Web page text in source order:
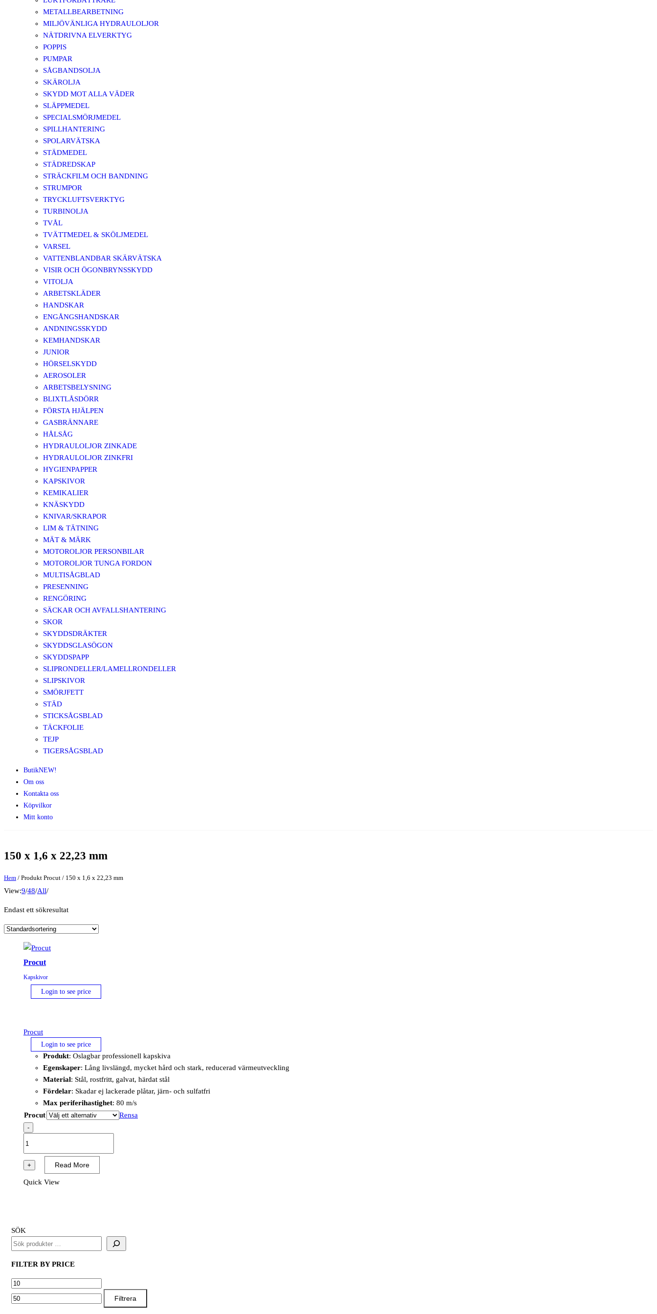
METALLBEARBETNING
MILJÖVÄNLIGA HYDRAULOLJOR
NÄTDRIVNA ELVERKTYG
POPPIS
PUMPAR
SÅGBANDSOLJA
SKÄROLJA
SKYDD MOT ALLA VÄDER
SLÄPPMEDEL
SPECIALSMÖRJMEDEL
SPILLHANTERING
SPOLARVÄTSKA
STÄDMEDEL
STÄDREDSKAP
STRÄCKFILM OCH BANDNING
STRUMPOR
TRYCKLUFTSVERKTYG
TURBINOLJA
TVÅL
TVÄTTMEDEL & SKÖLJMEDEL
VARSEL
VATTENBLANDBAR SKÄRVÄTSKA
VISIR OCH ÖGONBRYNSSKYDD
VITOLJA
ARBETSKLÄDER
HANDSKAR
ENGÅNGSHANDSKAR
ANDNINGSSKYDD
KEMHANDSKAR
JUNIOR
HÖRSELSKYDD
AEROSOLER
ARBETSBELYSNING
BLIXTLÅSDÖRR
FÖRSTA HJÄLPEN
GASBRÄNNARE
HÅLSÅG
HYDRAULOLJOR ZINKADE
HYDRAULOLJOR ZINKFRI
HYGIENPAPPER
KAPSKIVOR
KEMIKALIER
KNÄSKYDD
KNIVAR/SKRAPOR
LIM & TÄTNING
MÄT & MÄRK
MOTOROLJOR PERSONBILAR
MOTOROLJOR TUNGA FORDON
MULTISÅGBLAD
PRESENNING
RENGÖRING
SÄCKAR OCH AVFALLSHANTERING
SKOR
SKYDDSDRÄKTER
SKYDDSGLASÖGON
SKYDDSPAPP
SLIPRONDELLER/LAMELLRONDELLER
SLIPSKIVOR
SMÖRJFETT
STÄD
STICKSÅGSBLAD
TÄCKFOLIE
TEJP
TIGERSÅGSBLAD
ButikNEW!
Om oss
Kontakta oss
Köpvilkor
Mitt konto
150 x 1,6 x 22,23 mm
Hem / Produkt Procut / 150 x 1,6 x 22,23 mm
View:9/48/All/
Endast ett sökresultat
Procut
Kapskivor
Login to see price
Procut
Login to see price
Produkt: Oslagbar professionell kapskiva
Egenskaper: Lång livslängd, mycket hård och stark, reducerad värmeutveckling
Material: Stål, rostfritt, galvat, härdat stål
Fördelar: Skadar ej lackerade plåtar, järn- och sulfatfri
Max periferihastighet: 80 m/s
Procut
Rensa
-
+ Read More
Quick View
SÖK
FILTER BY PRICE
MIN
PRIS
PRISFiltrera